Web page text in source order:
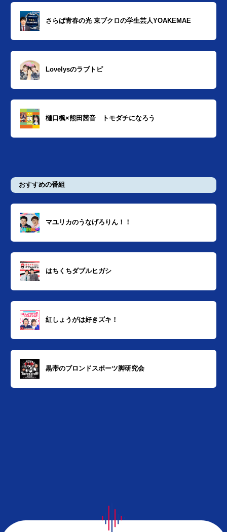
さらば青春の光 東ブクロの学生芸人YOAKEMAE
Lovelysのラブトピ
樋口楓×熊田茜音 トモダチになろう
おすすめの番組
マユリカのうなげろりん！！
はちくちダブルヒガシ
紅しょうがは好きズキ！
黒帯のブロンドスポーツ脚研究会